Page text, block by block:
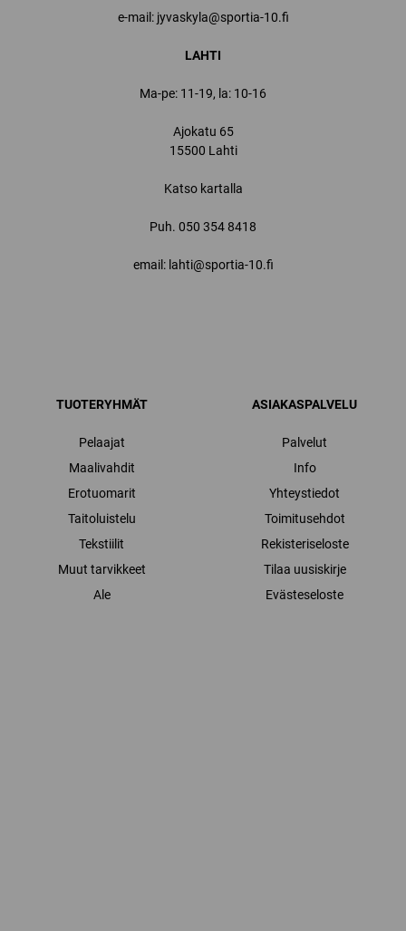
e-mail: jyvaskyla@sportia-10.fi
LAHTI
Ma-pe: 11-19, la: 10-16
Ajokatu 65
15500 Lahti
Katso kartalla
Puh. 050 354 8418
email: lahti@sportia-10.fi
TUOTERYHMÄT
Pelaajat
Maalivahdit
Erotuomarit
Taitoluistelu
Tekstiilit
Muut tarvikkeet
Ale
ASIAKASPALVELU
Palvelut
Info
Yhteystiedot
Toimitusehdot
Rekisteriseloste
Tilaa uusiskirje
Evästeseloste